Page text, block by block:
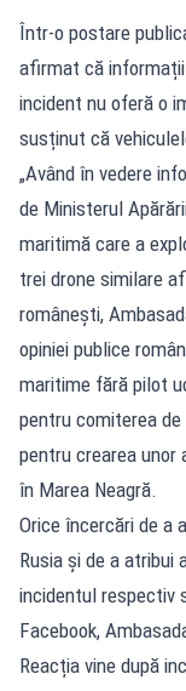
Într-o postare
afirmat că
incident nu oferă o
susținut că
„Având în vedere
de Ministerul
maritimă care a
trei drone similare
românești,
opiniei publice
maritime fără pilot
pentru comiterea
pentru crearea unor
în Marea Neagră.
Orice încercări de a
Rusia și de a
incidentul respectiv
Facebook,
Reacția vine după